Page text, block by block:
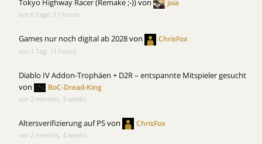
Tokyo Highway Racer (Remake ;-))von joia
vor 6 Tage, 17 hours
Games nur noch digital ab 2028von ChrisFox
vor 1 Tag, 11 hours
Diablo IV Addon-Trophäen + D2R – entspannte Mitspieler gesucht
von
BoC-Dread-King
vor 2 months, 3 weeks
Altersverifizierung auf PSvon ChrisFox
vor 2 months, 4 weeks